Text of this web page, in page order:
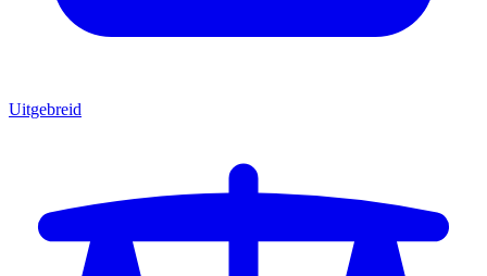
Uitgebreid